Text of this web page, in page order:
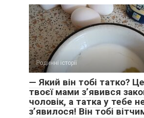
Родинні історії
— Який він тобі татко?
твоєї мами з’явився
чоловік, а татка у тебе
з’явилося! Він тобі